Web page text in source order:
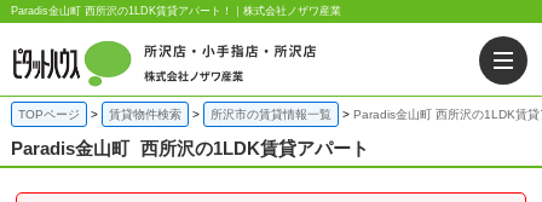
Paradis金山町 西所沢の1LDK賃貸アパート！｜株式会社ノザワ産業
TOPページ 賃貸物件検索 所沢市の賃貸情報一覧 Paradis金山町 西所沢の1LDK賃貸
Paradis金山町 西所沢の1LDK賃貸アパート